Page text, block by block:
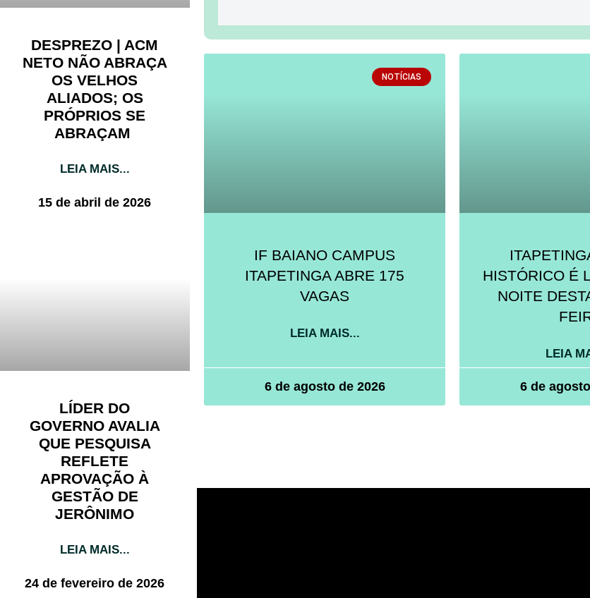
DESPREZO | ACM
NETO NÃO ABRAÇA
OS VELHOS
ALIADOS; OS
PRÓPRIOS SE
ABRAÇAM
LEIA MAIS...
15 de abril de 2026
LÍDER DO
GOVERNO AVALIA
QUE PESQUISA
REFLETE
APROVAÇÃO À
GESTÃO DE
JERÔNIMO
LEIA MAIS...
24 de fevereiro de 2026
NOTÍCIAS
IF BAIANO CAMPUS
ITAPETINGA ABRE 175
VAGAS
LEIA MAIS...
6 de agosto de 2026
HISTÓRICO É
NOITE
LEIA
6 de